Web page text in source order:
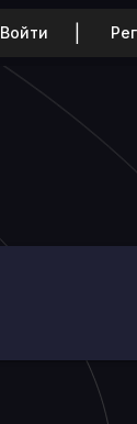
Войти